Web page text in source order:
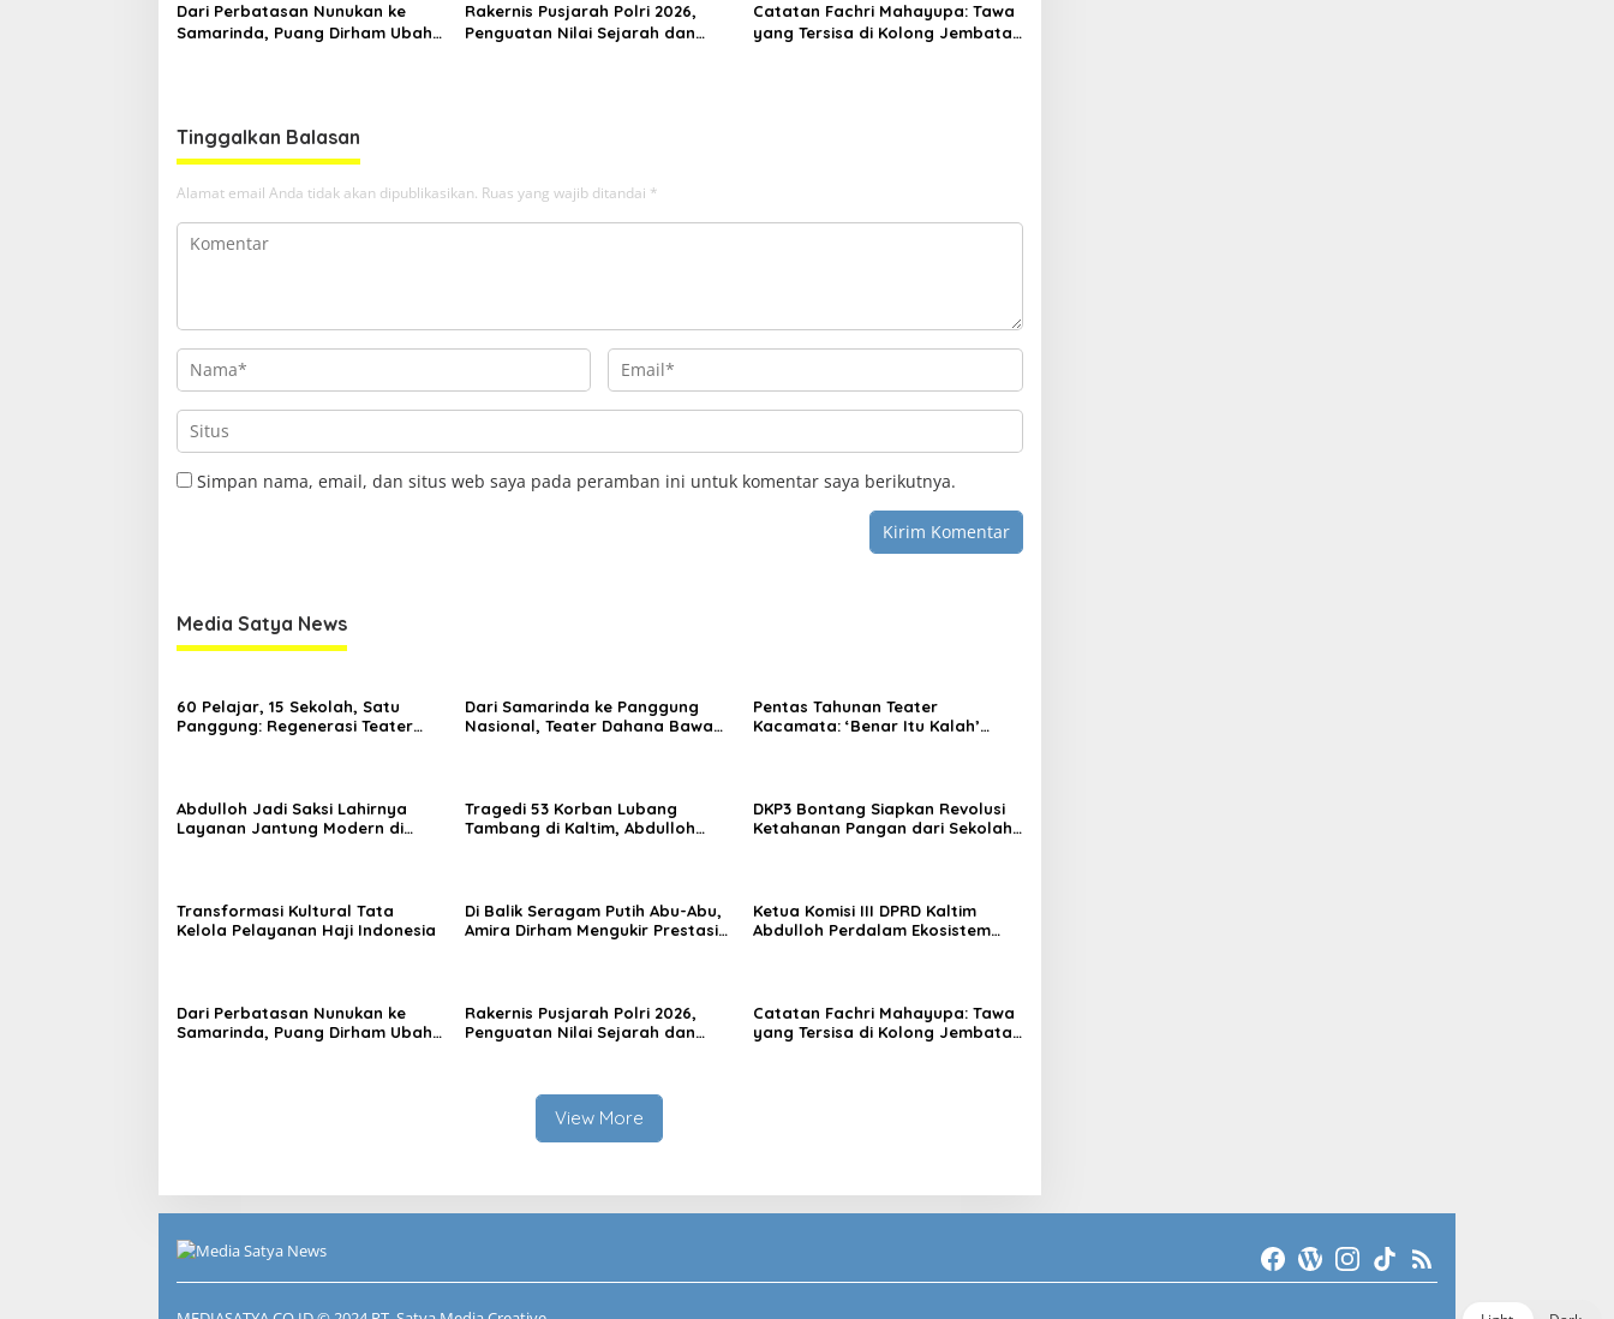
Dari Perbatasan Nunukan ke
Samarinda, Puang Dirham Ubah
Rakernis Pusjarah Polri 2026,
Penguatan Nilai Sejarah dan
Catatan Fachri Mahayupa: Tawa
yang Tersisa di Kolong Jembatan
Tinggalkan Balasan
Alamat email Anda tidak akan dipublikasikan. Ruas yang wajib ditandai *
Simpan nama, email, dan situs web saya pada peramban ini untuk komentar saya berikutnya.
Media Satya News
60 Pelajar, 15 Sekolah, Satu
Panggung: Regenerasi Teater
Dari Samarinda ke Panggung
Nasional, Teater Dahana Bawa
Pentas Tahunan Teater
Kacamata: ‘Benar Itu Kalah’
Abdulloh Jadi Saksi Lahirnya
Layanan Jantung Modern di
Tragedi 53 Korban Lubang
Tambang di Kaltim, Abdulloh
DKP3 Bontang Siapkan Revolusi
Ketahanan Pangan dari Sekolah,
Transformasi Kultural Tata
Kelola Pelayanan Haji Indonesia
Di Balik Seragam Putih Abu-Abu,
Amira Dirham Mengukir Prestasi
Ketua Komisi III DPRD Kaltim
Abdulloh Perdalam Ekosistem
Dari Perbatasan Nunukan ke
Samarinda, Puang Dirham Ubah
Rakernis Pusjarah Polri 2026,
Penguatan Nilai Sejarah dan
Catatan Fachri Mahayupa: Tawa
yang Tersisa di Kolong Jembatan
View More